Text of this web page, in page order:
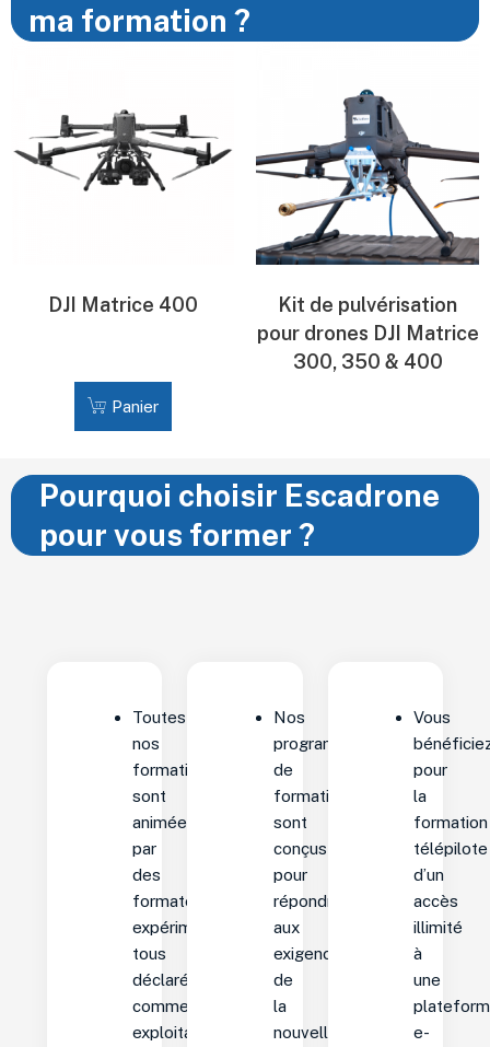
ma formation ?
DJI Matrice 400
Panier
Kit de pulvérisation
pour drones DJI Matrice
300, 350 & 400
Pourquoi choisir Escadrone
pour vous former ?
Toutes
nos
formations
sont
animées
par
des
formateurs
expérimentés,
tous
déclarés
comme
exploitants.
Nos
programmes
de
formation
sont
conçus
pour
répondre
aux
exigences
de
la
nouvelle
Vous
pour
la
formation
télépilote
d’un
accès
illimité
à
une
e-